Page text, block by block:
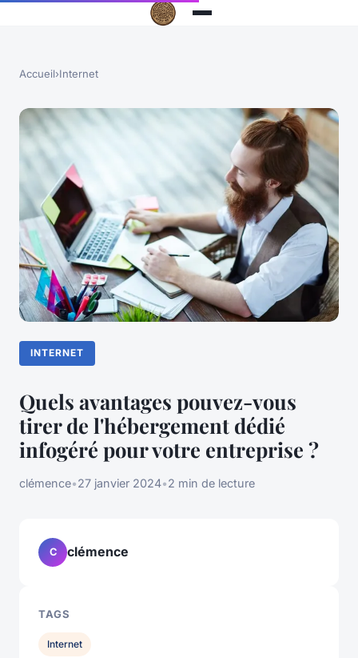
Accueil›Internet
INTERNET
Quels avantages pouvez-vous
tirer de l'hébergement dédié
infogéré pour votre entreprise ?
clémence•27 janvier 2024•2 min de lecture
C clémence
TAGS
Internet